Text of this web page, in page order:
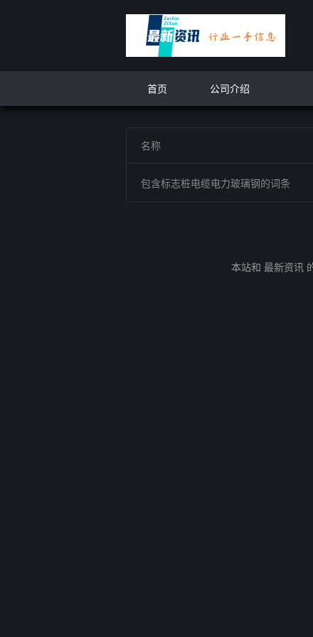
首页 公司介绍
名称
包含标志桩电缆电力玻璃钢的词条
本站和 最新资讯